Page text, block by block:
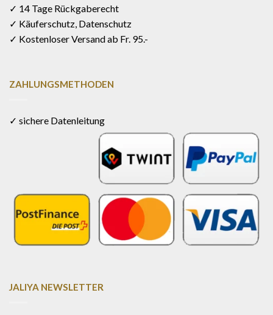
✓ 14 Tage Rückgaberecht
✓ Käuferschutz, Datenschutz
✓ Kostenloser Versand ab Fr. 95.-
ZAHLUNGSMETHODEN
✓ sichere Datenleitung
JALIYA NEWSLETTER